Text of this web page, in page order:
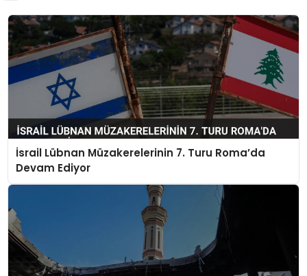
İsrail Lübnan Müzakerelerinin 7. Turu Roma’da
Devam Ediyor